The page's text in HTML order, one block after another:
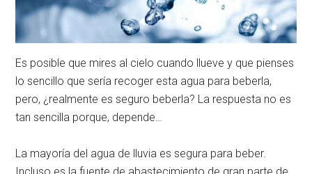
Es posible que mires al cielo cuando llueve y que pienses
lo sencillo que sería recoger esta agua para beberla,
pero, ¿realmente es seguro beberla? La respuesta no es
tan sencilla porque, depende…
La mayoría del agua de lluvia es segura para beber.